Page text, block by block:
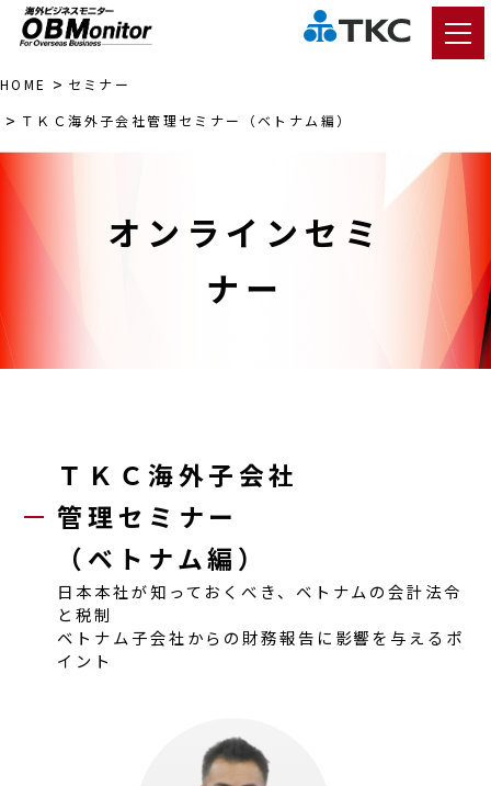
HOME
セミナー
ＴＫＣ海外子会社管理セミナー（ベトナム 編）
オンラインセミ
ナー
ＴＫＣ海外子会社
管理セミナー
（ ベトナム編）
日本本社が知っておくべき、 ベトナム の会計法令
と税制
ベトナム子会社からの財務報告に影響を与えるポ
イント